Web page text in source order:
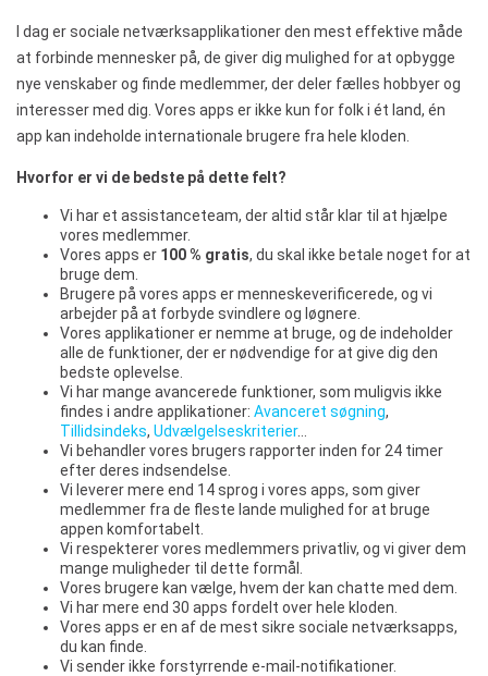
I dag er sociale netværksapplikationer den mest effektive måde
at forbinde mennesker på, de giver dig mulighed for at opbygge
nye venskaber og finde medlemmer, der deler fælles hobbyer og
interesser med dig. Vores apps er ikke kun for folk i ét land, én
app kan indeholde internationale brugere fra hele kloden.
Hvorfor er vi de bedste på dette felt?
Vi har et assistanceteam, der altid står klar til at hjælpe
vores medlemmer.
Vores apps er 100 % gratis, du skal ikke betale noget for at
bruge dem.
Brugere på vores apps er menneskeverificerede, og vi
arbejder på at forbyde svindlere og løgnere.
Vores applikationer er nemme at bruge, og de indeholder
alle de funktioner, der er nødvendige for at give dig den
bedste oplevelse.
Vi har mange avancerede funktioner, som muligvis ikke
findes i andre applikationer: Avanceret søgning,
Tillidsindeks, Udvælgelseskriterier…
Vi behandler vores brugers rapporter inden for 24 timer
efter deres indsendelse.
Vi leverer mere end 14 sprog i vores apps, som giver
medlemmer fra de fleste lande mulighed for at bruge
appen komfortabelt.
Vi respekterer vores medlemmers privatliv, og vi giver dem
mange muligheder til dette formål.
Vores brugere kan vælge, hvem der kan chatte med dem.
Vi har mere end 30 apps fordelt over hele kloden.
Vores apps er en af ​​de mest sikre sociale netværksapps,
du kan finde.
Vi sender ikke forstyrrende e-mail-notifikationer.